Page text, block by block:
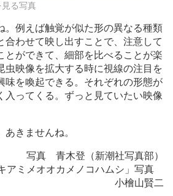
る写真
。例えば触覚が似た形の異なる種類
合わせて映し出すことで、注意して
とができて、細部を比べることが楽
虫映像を拡大する時に視線の注目を
味を喚起できる。それぞれの形態が
入ってくる。ずっと見ていたい映像
きませんね。
写真 青木登（新潮社写真部）
アミメオオカメノコハムシ」写真
小檜山賢二